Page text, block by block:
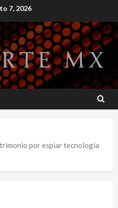
7, 2026
por espiar tecnología